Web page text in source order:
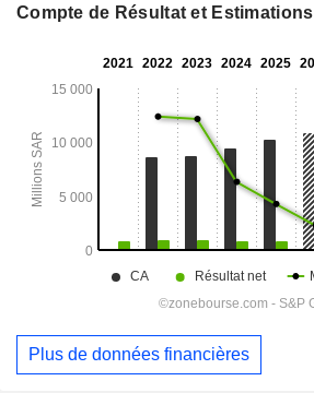
Compte de Résultat et Estimations
Plus de données financières